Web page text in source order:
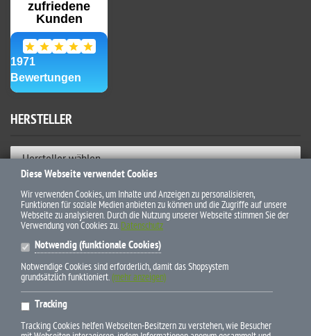
HERSTELLER
Hersteller wählen
ZAHLUNGSWEISEN
* Alle Preise inkl. gesetzl. Mehrwertsteuer zzgl. Versandkosten und
ggf. Nachnahmegebühren, wenn nicht anders beschrieben
Diese Webseite verwendet Cookies
Wir verwenden Cookies, um Inhalte und Anzeigen zu personalisieren,
Funktionen für soziale Medien anbieten zu können und die Zugriffe auf unsere
Webseite zu analysieren. Durch die Nutzung unserer Webseite stimmen Sie der
Verwendung von Cookies zu. Datenschutz
Notwendig (funktionale Cookies)
Notwendige Cookies sind erforderlich, damit das Shopsystem
grundsätzlich funktioniert.(mehr anzeigen)
Tracking
Tracking Cookies helfen Webseiten-Besitzern zu verstehen, wie Besucher